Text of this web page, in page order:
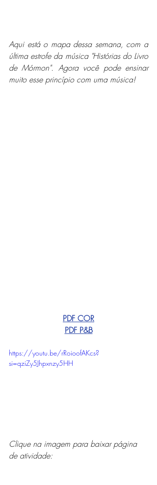
Aqui está o mapa dessa semana, com a
última estrofe da música "Histórias do Livro
de Mórmon". Agora você pode ensinar
muito esse princípio com uma música!
PDF COR
PDF P&B
https://youtu.be/rRoioofAKcs?
si=qziZy5Jhpxnzy5HH
Clique na imagem para baixar página
de atividade: